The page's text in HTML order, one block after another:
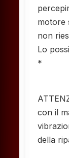
motore
non
Lo
*
con il
della